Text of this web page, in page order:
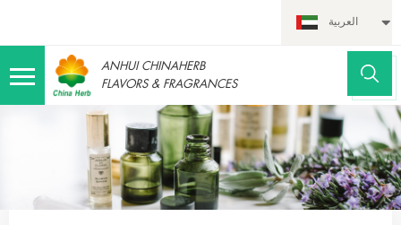
العربية
ANHUI CHINAHERB
FLAVORS & FRAGRANCES